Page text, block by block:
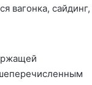
вагонка, сайдинг,